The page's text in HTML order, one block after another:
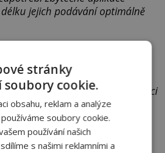
jejich podávání optimálně
dvěma úrovněmi
předepisovat antibiotika,
Naše doporučení by měla
spotřeby antibiotik a preferenci
léčivých účinků antibiotik,“
stránky
soubory cookie.
obsahu, reklam a analýze
soubory cookie.
používání našich
s našimi reklamními a